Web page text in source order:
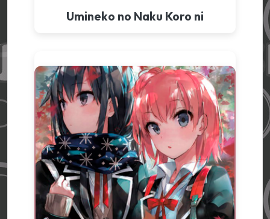
Umineko no Naku Koro ni